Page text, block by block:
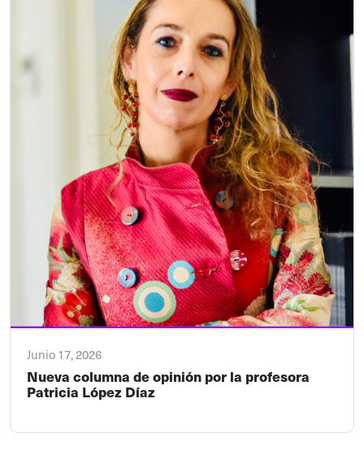
Junio 17, 2026
Nueva columna de opinión por la profesora
Patricia López Díaz